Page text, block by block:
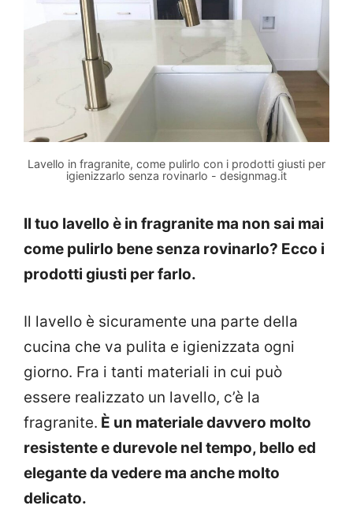
Lavello in fragranite, come pulirlo con i prodotti giusti per
igienizzarlo senza rovinarlo - designmag.it
Il tuo lavello è in fragranite ma non sai mai
come pulirlo bene senza rovinarlo? Ecco i
prodotti giusti per farlo.
Il lavello è sicuramente una parte della
cucina che va pulita e igienizzata ogni
giorno. Fra i tanti materiali in cui può
essere realizzato un lavello, c’è la
fragranite. È un materiale davvero molto
resistente e durevole nel tempo, bello ed
elegante da vedere ma anche molto
delicato.